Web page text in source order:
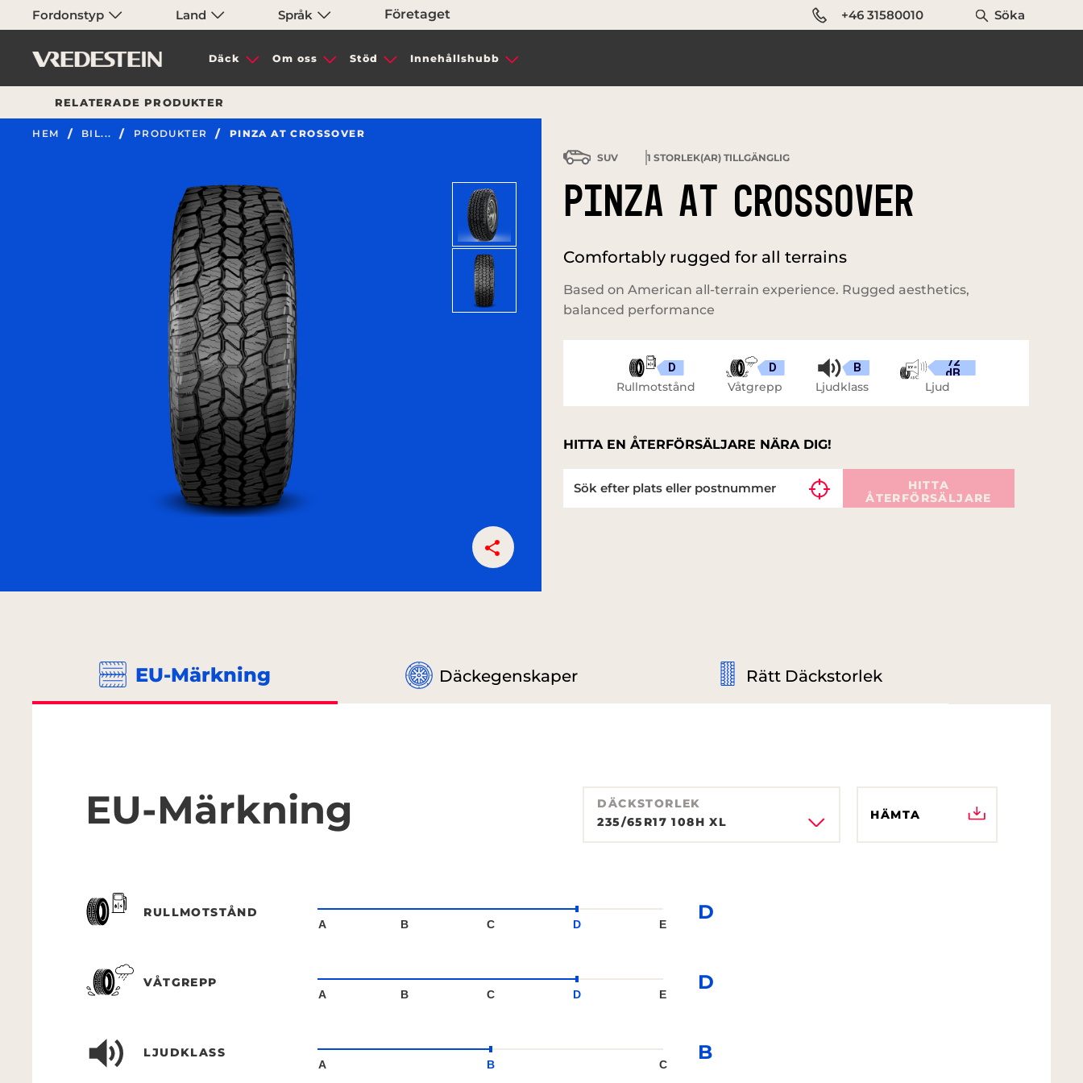
Fordonstyp Land Språk Företaget +46 31580010 Söka
Däck Om oss Stöd Innehållshubb
RELATERADE PRODUKTER
HEM BIL... PRODUKTER PINZA AT CROSSOVER
SUV 1 STORLEK(AR) TILLGÄNGLIG
PINZA AT CROSSOVER
Comfortably rugged for all terrains
Based on American all-terrain experience. Rugged aesthetics,
balanced performance
D
Rullmotstånd
D
Våtgrepp
B
Ljudklass
72
dB
Ljud
HITTA EN ÅTERFÖRSÄLJARE NÄRA DIG!
HITTA
ÅTERFÖRSÄLJARE
EU-Märkning Däckegenskaper Rätt Däckstorlek
EU-Märkning
DÄCKSTORLEK
235/65R17 108H XL
HÄMTA
RULLMOTSTÅND
A B C D E
D
VÅTGREPP
A B C D E
D
LJUDKLASS
A B C
B